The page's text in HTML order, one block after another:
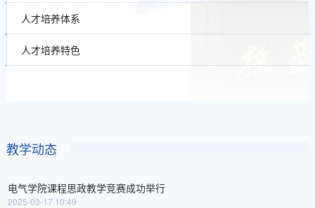
人才培养体系
人才培养特色
教学动态
电气学院课程思政教学竞赛成功举行
2025-03-17 10:49